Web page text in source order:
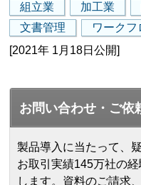
組立業 加工業
文書管理
ワークフ
[2021年 1月18日公開]
お問い合わせ・ご依
製品導入に当たって、
お取引実績145万社の
します。 資料のご請求